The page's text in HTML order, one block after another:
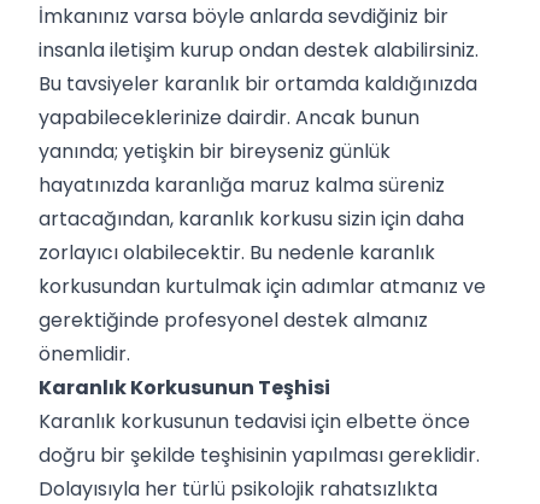
İmkanınız varsa böyle anlarda sevdiğiniz bir
insanla iletişim kurup ondan destek alabilirsiniz.
Bu tavsiyeler karanlık bir ortamda kaldığınızda
yapabileceklerinize dairdir. Ancak bunun
yanında; yetişkin bir bireyseniz günlük
hayatınızda karanlığa maruz kalma süreniz
artacağından, karanlık korkusu sizin için daha
zorlayıcı olabilecektir. Bu nedenle karanlık
korkusundan kurtulmak için adımlar atmanız ve
gerektiğinde profesyonel destek almanız
önemlidir.
Karanlık Korkusunun Teşhisi
Karanlık korkusunun tedavisi için elbette önce
doğru bir şekilde teşhisinin yapılması gereklidir.
Dolayısıyla her türlü psikolojik rahatsızlıkta